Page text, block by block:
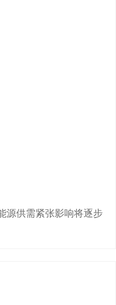
源供需紧张影响将逐步